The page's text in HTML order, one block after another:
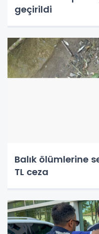
geçirildi
Balık ölümlerine
TL ceza